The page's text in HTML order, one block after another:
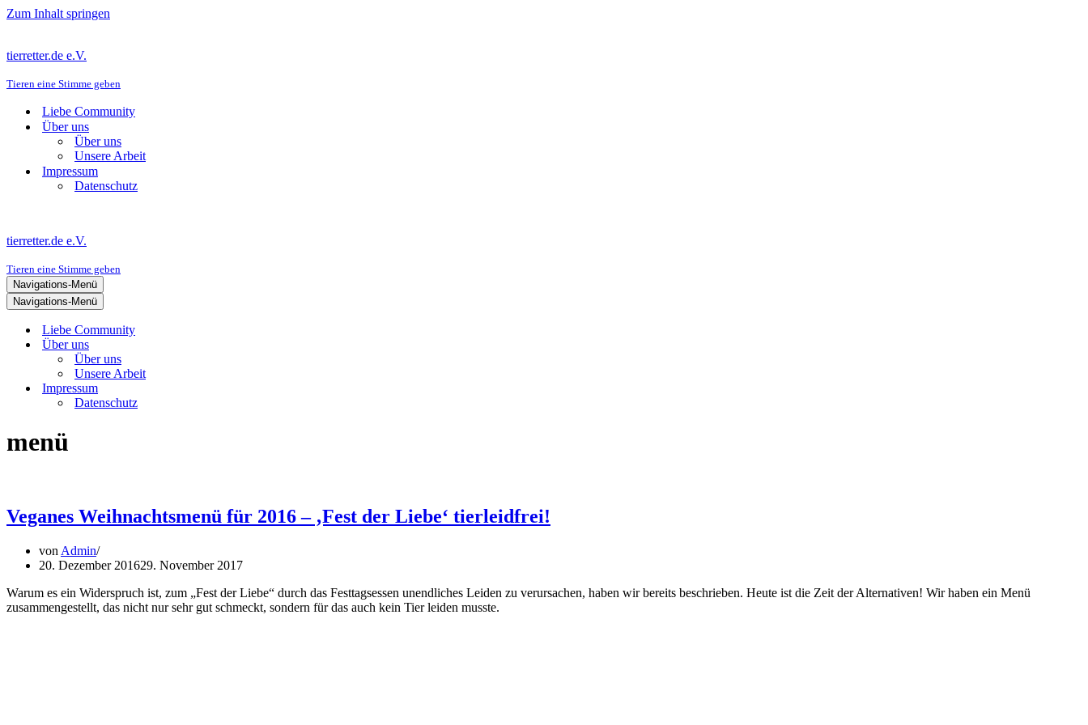
Zum Inhalt springen
tierretter.de e.V.
Tieren eine Stimme geben
Liebe Community
Über uns
Über uns
Unsere Arbeit
Impressum
Datenschutz
tierretter.de e.V.
Tieren eine Stimme geben
Navigations-Menü
Navigations-Menü
Liebe Community
Über uns
Über uns
Unsere Arbeit
Impressum
Datenschutz
menü
Veganes Weihnachtsmenü für 2016 – ‚Fest der Liebe‘ tierleidfrei!
von Admin
20. Dezember 201629. November 2017
Warum es ein Widerspruch ist, zum „Fest der Liebe“ durch das Festtagsessen unendliches Leiden zu verursachen, haben wir bereits beschrieben. Heute ist die Zeit der Alternativen! Wir haben ein Menü
zusammengestellt, das nicht nur sehr gut schmeckt, sondern für das auch kein Tier leiden musste.